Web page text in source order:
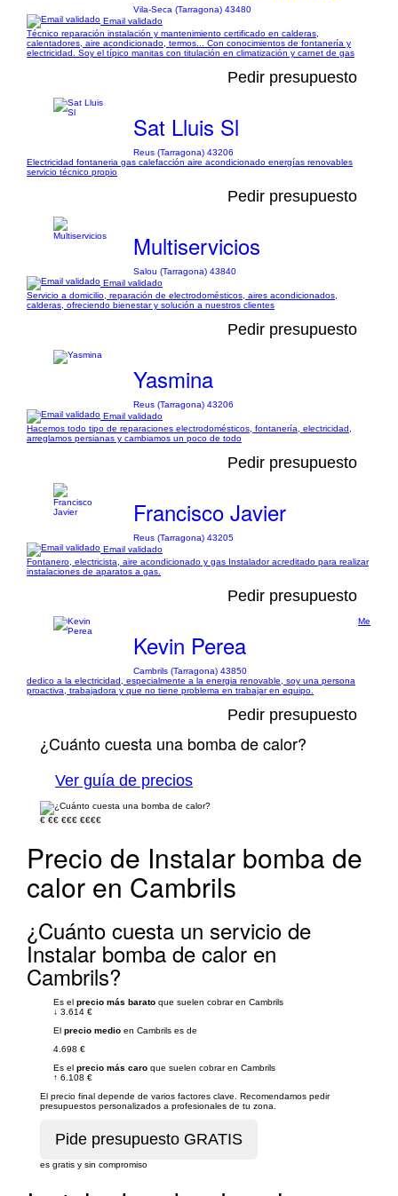
Vila-Seca (Tarragona) 43480
Email validado
Técnico reparación instalación y mantenimiento certificado en calderas,
calentadores, aire acondicionado, termos... Con conocimientos de fontanería y
electricidad. Soy el típico manitas con titulación en climatización y carnet de gas
Pedir presupuesto
Sat Lluis Sl
Reus (Tarragona) 43206
Electricidad fontaneria gas calefacción aire acondicionado energías renovables
servicio técnico propio
Pedir presupuesto
Multiservicios
Salou (Tarragona) 43840
Email validado
Servicio a domicilio, reparación de electrodomésticos, aires acondicionados,
calderas, ofreciendo bienestar y solución a nuestros clientes
Pedir presupuesto
Yasmina
Reus (Tarragona) 43206
Email validado
Hacemos todo tipo de reparaciones electrodomésticos, fontanería, electricidad,
arreglamos persianas y cambiamos un poco de todo
Pedir presupuesto
Francisco Javier
Reus (Tarragona) 43205
Email validado
Fontanero, electricista, aire acondicionado y gas Instalador acreditado para realizar
instalaciones de aparatos a gas.
Pedir presupuesto
Kevin Perea
Cambrils (Tarragona) 43850
Me
dedico a la electricidad, especialmente a la energia renovable, soy una persona
proactiva, trabajadora y que no tiene problema en trabajar en equipo.
Pedir presupuesto
¿Cuánto cuesta una bomba de calor?
Ver guía de precios
€ €€ €€€ €€€€
Precio de Instalar bomba de
calor en Cambrils
¿Cuánto cuesta un servicio de
Instalar bomba de calor en
Cambrils?
Es el precio más barato que suelen cobrar en Cambrils
↓ 3.614 €
El precio medio en Cambrils es de
4.698 €
Es el precio más caro que suelen cobrar en Cambrils
↑ 6.108 €
El precio final depende de varios factores clave. Recomendamos pedir
presupuestos personalizados a profesionales de tu zona.
es gratis y sin compromiso